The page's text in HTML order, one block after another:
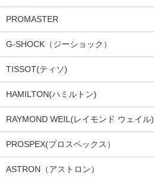
PROMASTER
G-SHOCK（ジーショック）
TISSOT(ティソ)
HAMILTON(ハミルトン)
RAYMOND WEIL(レイモンド ウェイル)
PROSPEX(プロスペックス）
ASTRON（アストロン）